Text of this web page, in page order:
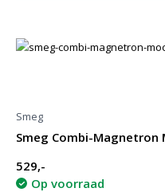
Smeg
Smeg Combi-Magnetron
529,-
Op voorraad